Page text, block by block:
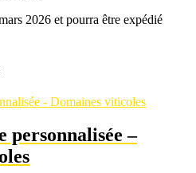
2026 et pourra être expédié
personnalisée –